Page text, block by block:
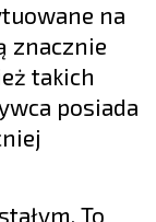
na
znacznie
takich
posiada
To